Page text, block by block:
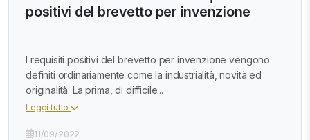
positivi del brevetto per invenzione
I requisiti positivi del brevetto per invenzione vengono
definiti ordinariamente come la industrialità, novità ed
originalità. La prima, di difficile...
Leggi tutto
11/09/2022